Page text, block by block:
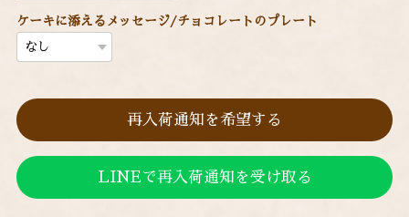
ケーキに添えるメッセージ/チョコレートのプレート
再入荷通知を希望する
LINEで再入荷通知を受け取る